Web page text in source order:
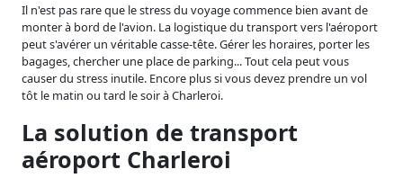
Il n'est pas rare que le stress du voyage commence bien avant de
monter à bord de l'avion. La logistique du transport vers l'aéroport
peut s'avérer un véritable casse-tête. Gérer les horaires, porter les
bagages, chercher une place de parking... Tout cela peut vous
causer du stress inutile. Encore plus si vous devez prendre un vol
tôt le matin ou tard le soir à Charleroi.
La solution de transport
aéroport Charleroi